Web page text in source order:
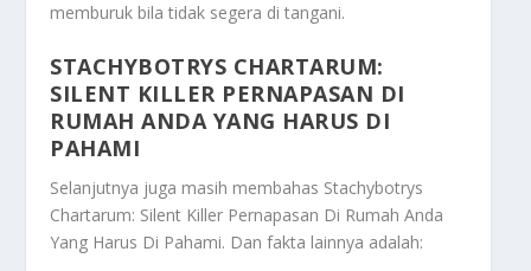
memburuk bila tidak segera di tangani.
STACHYBOTRYS CHARTARUM:
SILENT KILLER PERNAPASAN DI
RUMAH ANDA YANG HARUS DI
PAHAMI
Selanjutnya juga masih membahas Stachybotrys
Chartarum: Silent Killer Pernapasan Di Rumah Anda
Yang Harus Di Pahami. Dan fakta lainnya adalah: